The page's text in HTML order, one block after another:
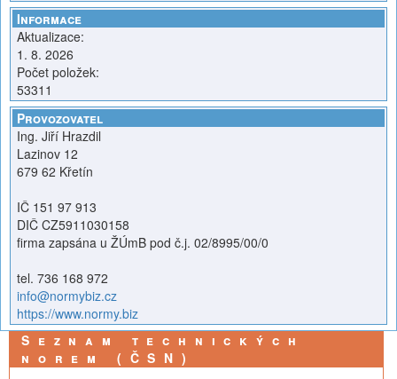
Informace
Aktualizace:
1. 8. 2026
Počet položek:
53311
Provozovatel
Ing. Jiří Hrazdil
Lazinov 12
679 62 Křetín
IČ 151 97 913
DIČ CZ5911030158
firma zapsána u ŽÚmB pod č.j. 02/8995/00/0
tel. 736 168 972
info@normybiz.cz
https://www.normy.biz
Seznam technických
norem (ČSN)